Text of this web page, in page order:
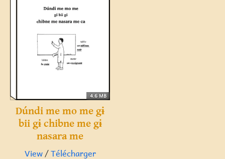
4.6 MB
Dúndi me mo me gɨ
bii gɨ chibne me gɨ
nasara me
View/Télécharger